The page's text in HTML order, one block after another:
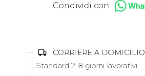
Condividi con
CORRIERE A DOMICILIO
Standard 2-8 giorni lavorativi